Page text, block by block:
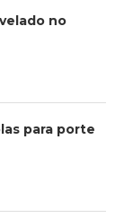
no
para porte